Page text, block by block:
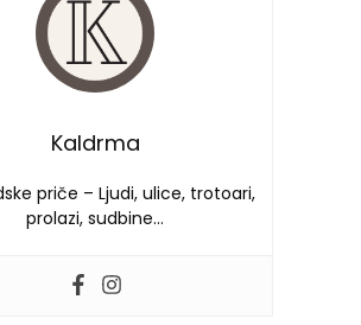
Kaldrma
priče – Ljudi, ulice, trotoari,
prolazi, sudbine…